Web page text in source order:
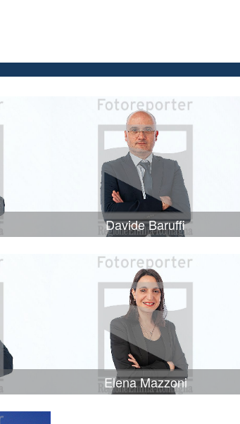
Davide Baruffi
Elena Mazzoni